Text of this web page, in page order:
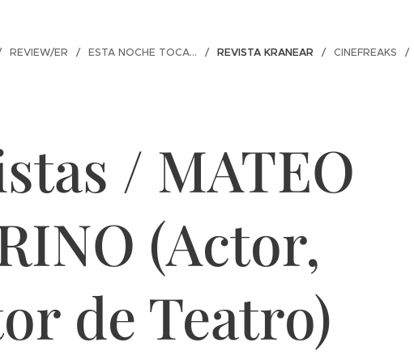
REVIEW/ER ESTA NOCHE TOCA... REVISTA KRANEAR CINEFREAKS
/ MATEO
(Actor,
de Teatro)